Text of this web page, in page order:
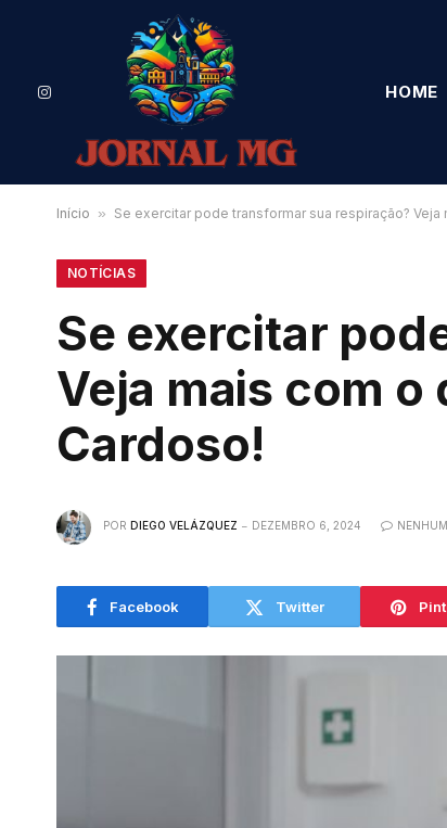
Instagram HOME
Início » Se exercitar pode transformar sua respiração?
NOTÍCIAS
Se exercitar
Veja mais com o
Cardoso!
POR DIEGO VELÁZQUEZ DEZEMBRO 6, 2024
Facebook Twitter